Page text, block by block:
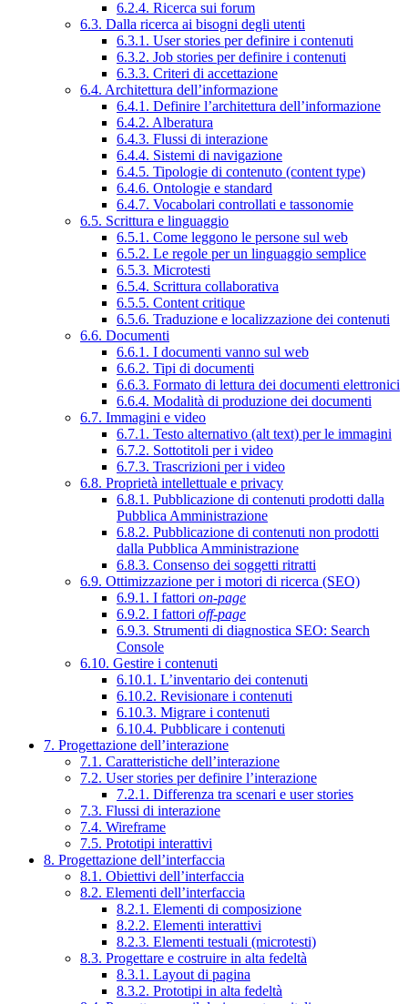
6.2.4. Ricerca sui forum
6.3. Dalla ricerca ai bisogni degli utenti
6.3.1. User stories per definire i contenuti
6.3.2. Job stories per definire i contenuti
6.3.3. Criteri di accettazione
6.4. Architettura dell’informazione
6.4.1. Definire l’architettura dell’informazione
6.4.2. Alberatura
6.4.3. Flussi di interazione
6.4.4. Sistemi di navigazione
6.4.5. Tipologie di contenuto (content type)
6.4.6. Ontologie e standard
6.4.7. Vocabolari controllati e tassonomie
6.5. Scrittura e linguaggio
6.5.1. Come leggono le persone sul web
6.5.2. Le regole per un linguaggio semplice
6.5.3. Microtesti
6.5.4. Scrittura collaborativa
6.5.5. Content critique
6.5.6. Traduzione e localizzazione dei contenuti
6.6. Documenti
6.6.1. I documenti vanno sul web
6.6.2. Tipi di documenti
6.6.3. Formato di lettura dei documenti elettronici
6.6.4. Modalità di produzione dei documenti
6.7. Immagini e video
6.7.1. Testo alternativo (alt text) per le immagini
6.7.2. Sottotitoli per i video
6.7.3. Trascrizioni per i video
6.8. Proprietà intellettuale e privacy
6.8.1. Pubblicazione di contenuti prodotti dalla
Pubblica Amministrazione
6.8.2. Pubblicazione di contenuti non prodotti
dalla Pubblica Amministrazione
6.8.3. Consenso dei soggetti ritratti
6.9. Ottimizzazione per i motori di ricerca (SEO)
6.9.1. I fattori on-page
6.9.2. I fattori off-page
6.9.3. Strumenti di diagnostica SEO: Search
Console
6.10. Gestire i contenuti
6.10.1. L’inventario dei contenuti
6.10.2. Revisionare i contenuti
6.10.3. Migrare i contenuti
6.10.4. Pubblicare i contenuti
7. Progettazione dell’interazione
7.1. Caratteristiche dell’interazione
7.2. User stories per definire l’interazione
7.2.1. Differenza tra scenari e user stories
7.3. Flussi di interazione
7.4. Wireframe
7.5. Prototipi interattivi
8. Progettazione dell’interfaccia
8.1. Obiettivi dell’interfaccia
8.2. Elementi dell’interfaccia
8.2.1. Elementi di composizione
8.2.2. Elementi interattivi
8.2.3. Elementi testuali (microtesti)
8.3. Progettare e costruire in alta fedeltà
8.3.1. Layout di pagina
8.3.2. Prototipi in alta fedeltà